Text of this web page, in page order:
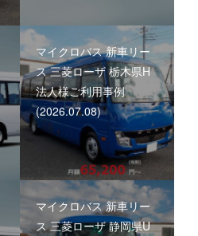
マイクロバス 新車リー
ス 三菱ローザ 栃木県H
法人様ご利用事例
(2026.07.08)
マイクロバス 新車リー
ス 三菱ローザ 静岡県U